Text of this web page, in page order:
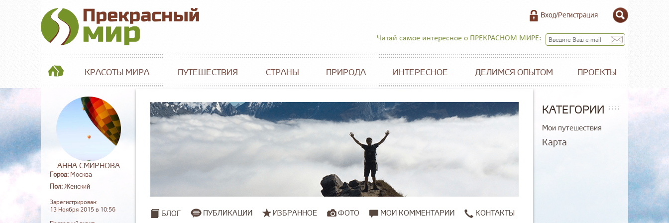
Вход/Регистрация
Читай самое интересное о ПРЕКРАСНОМ МИРЕ:
КРАСОТЫ МИРА ПУТЕШЕСТВИЯ СТРАНЫ ПРИРОДА ИНТЕРЕСНОЕ ДЕЛИМСЯ ОПЫТОМ ПРОЕКТЫ
АННА СМИРНОВА
Город: Москва
Пол:Женский
Зарегистрирован:
13 Ноября 2015 в 10:56
БЛОГ ПУБЛИКАЦИИ ИЗБРАННОЕ ФОТО МОИ КОММЕНТАРИИ КОНТАКТЫ
КАТЕГОРИИ
Мои путешествия
Карта